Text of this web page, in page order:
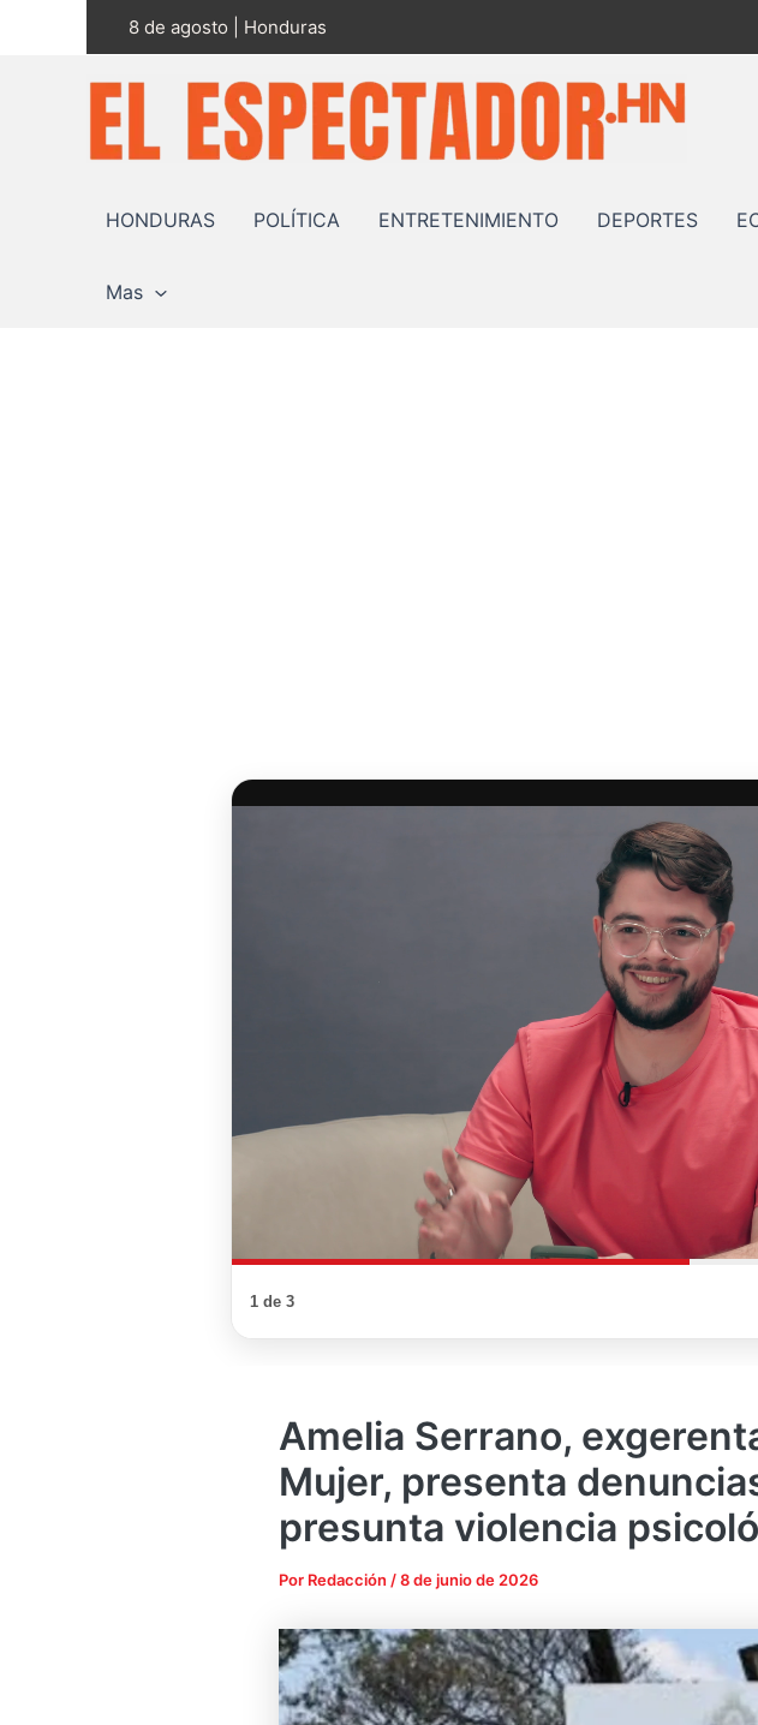
8 de agosto | Honduras
HONDURAS POLÍTICA ENTRETENIMIENTO DEPORTES
Mas
1 de 3
Amelia Serrano,
Mujer, presenta
presunta violencia
Por Redacción /8 de junio de 2026